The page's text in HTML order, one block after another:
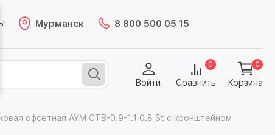
Мурманск 8 800 500 05 15
Войти Сравнить
0
Корзина
0
офсетная АУМ CTB-0.9-1.1 0.8 St с кронштейном